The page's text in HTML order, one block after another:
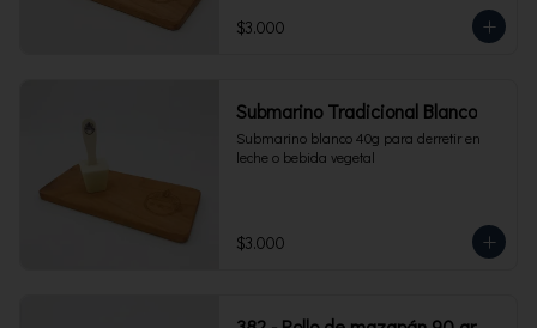
$3.000
Submarino Tradicional Blanco
Submarino blanco 40g para derretir en
leche o bebida vegetal
$3.000